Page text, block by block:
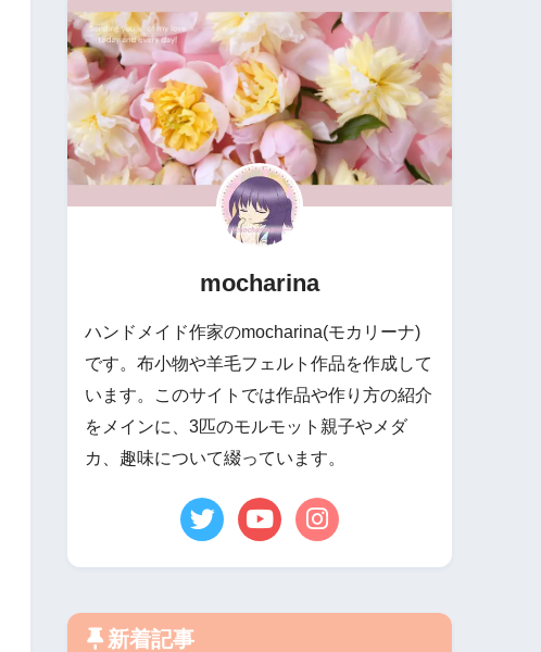
mocharina
ハンドメイド作家のmocharina(モカリーナ)
です。布小物や羊毛フェルト作品を作成して
います。このサイトでは作品や作り方の紹介
をメインに、3匹のモルモット親子やメダ
カ、趣味について綴っています。
新着記事